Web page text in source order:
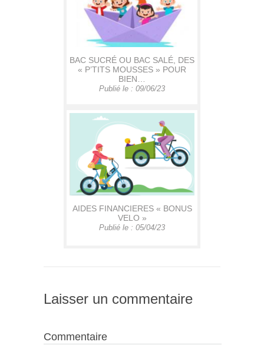
BAC SUCRÉ OU BAC SALÉ, DES
« P’TITS MOUSSES » POUR
BIEN…
Publié le : 09/06/23
AIDES FINANCIERES « BONUS
VELO »
Publié le : 05/04/23
Laisser un commentaire
Commentaire